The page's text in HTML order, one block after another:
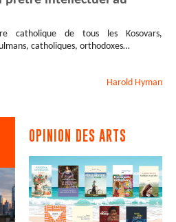
catholique de tous les Kosovars,
catholiques, orthodoxes…
Harold Hyman
OPINION DES ARTS